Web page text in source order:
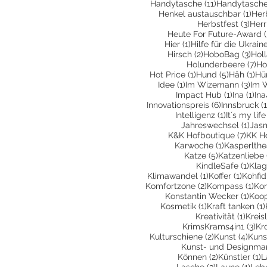
Handytasche (11)11 Beiträge
Henkel austauschbar (1)1
Herbstfest (3)3
Heute For Future-Award
Hier (1)1 Beitrag
Hilfe für die
Hirsch (2)2 Beiträge
HoboBag (3)3
Holunderbeere (7)7
Hot Price (1)1 Beitrag
Hund (5)5
Häh (1)1
Idee (1)1 Beitrag
Im Wizemann (3)3
Im
Impact Hub (1)1 Beitrag
Ina (1)1
Innovationspreis (6)6 Beiträge
Innsbruck
Intelligenz (1)1 Beitrag
It´s my life
Jahreswechsel (1) 1
K&K Hofboutique (7)7
KK
Karwoche (1)1 Beitrag
Katze (5)5 Beiträge
Katzenliebe
KindleSafe (1)1
Klimawandel (1)1 Beitrag
Koffer (1)1
Komfortzone (2)2 Beiträge
Kompass (1)1
Konstantin Wecker (1)1
Kosmetik (1)1 Beitrag
Kraft tanken (1)
Kreativität (1)1
KrimsKrams4in1 (3)3
Kulturschiene (2)2 Beiträge
Kunst (4)4
Kunst- und
Können (2)2 Beiträge
Künstler (1)